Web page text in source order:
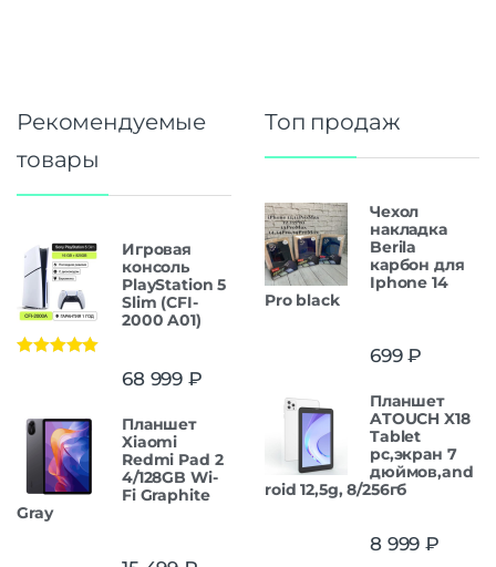
Рекомендуемые
товары
Игровая
консоль
PlayStation 5
Slim (CFI-
2000 A01)
68 999 ₽
Планшет
Xiaomi
Redmi Pad 2
4/128GB Wi-
Fi Graphite
Gray
Топ продаж
Чехол
накладка
Berila
карбон для
Iphone 14
Pro black
699₽
Планшет
ATOUCH X18
Tablet
pc,экран 7
дюймов,and
roid 12,5g, 8/256гб
8 999 ₽